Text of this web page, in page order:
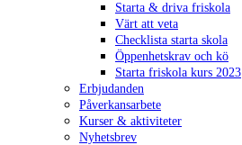
Starta & driva friskola
Värt att veta
Checklista starta skola
Öppenhetskrav och kö
Starta friskola kurs 2023
Erbjudanden
Påverkansarbete
Kurser & aktiviteter
Nyhetsbrev